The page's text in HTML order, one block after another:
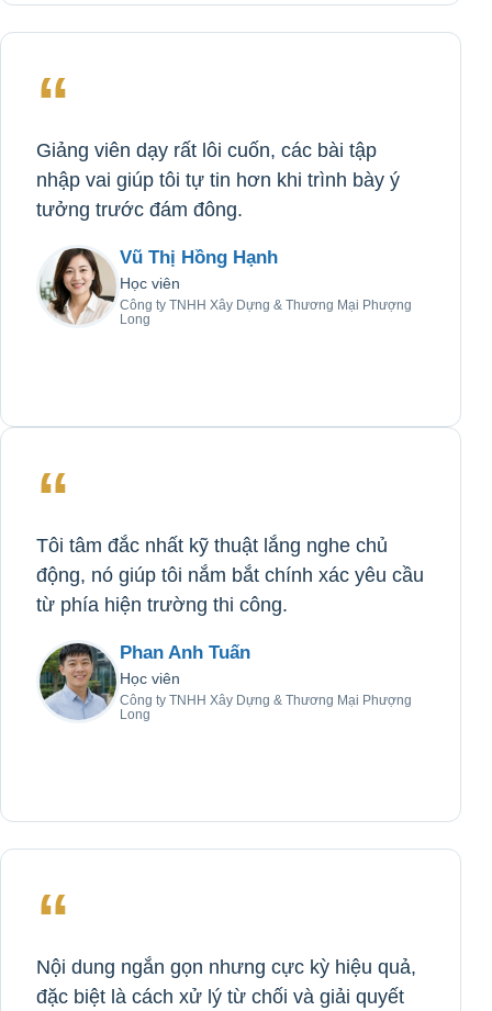
“
Giảng viên dạy rất lôi cuốn, các bài tập
nhập vai giúp tôi tự tin hơn khi trình bày ý
tưởng trước đám đông.
Vũ Thị Hồng Hạnh
Học viên
Công ty TNHH Xây Dựng & Thương Mại Phượng
Long
“
Tôi tâm đắc nhất kỹ thuật lắng nghe chủ
động, nó giúp tôi nắm bắt chính xác yêu cầu
từ phía hiện trường thi công.
Phan Anh Tuấn
Học viên
Công ty TNHH Xây Dựng & Thương Mại Phượng
Long
“
Nội dung ngắn gọn nhưng cực kỳ hiệu quả,
đặc biệt là cách xử lý từ chối và giải quyết